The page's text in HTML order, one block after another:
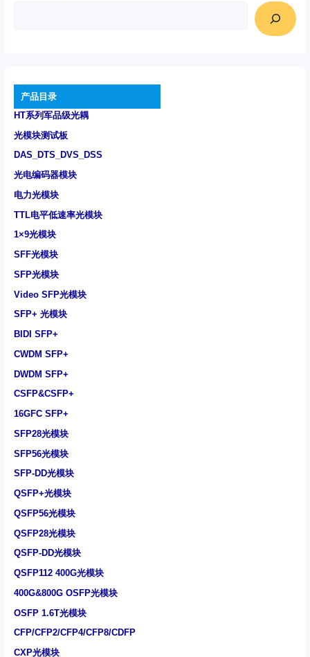
产品目录
HT系列军品级光耦
光模块测试板
DAS_DTS_DVS_DSS
光电编码器模块
电力光模块
TTL电平低速率光模块
1×9光模块
SFF光模块
SFP光模块
Video SFP光模块
SFP+ 光模块
BIDI SFP+
CWDM SFP+
DWDM SFP+
CSFP&CSFP+
16GFC SFP+
SFP28光模块
SFP56光模块
SFP-DD光模块
QSFP+光模块
QSFP56光模块
QSFP28光模块
QSFP-DD光模块
QSFP112 400G光模块
400G&800G OSFP光模块
OSFP 1.6T光模块
CFP/CFP2/CFP4/CFP8/CDFP
CXP光模块